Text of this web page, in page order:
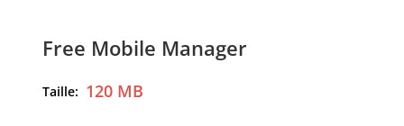
Free Mobile Manager
Taille: 120 MB